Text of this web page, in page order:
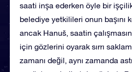
saati inşa ederken öyle bir
belediye yetkilileri onun başını
ancak Hanuš, saatin
için gözlerini oyarak sırrı
zamanı değil, aynı zamanda